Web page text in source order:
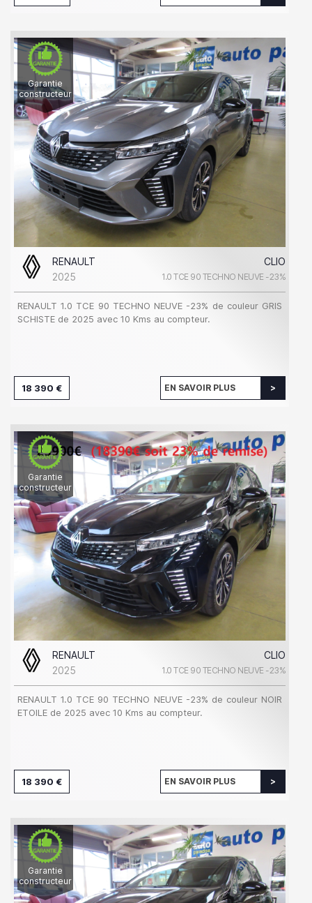
Garantie
constructeur
RENAULT
CLIO
2025
1.0 TCE 90 TECHNO NEUVE -23%
RENAULT 1.0 TCE 90 TECHNO NEUVE -23% de couleur GRIS
SCHISTE de 2025 avec 10 Kms au compteur.
18 390 € EN SAVOIR PLUS
Garantie
constructeur
RENAULT
CLIO
2025
1.0 TCE 90 TECHNO NEUVE -23%
RENAULT 1.0 TCE 90 TECHNO NEUVE -23% de couleur NOIR
ETOILE de 2025 avec 10 Kms au compteur.
18 390 € EN SAVOIR PLUS
Garantie
constructeur